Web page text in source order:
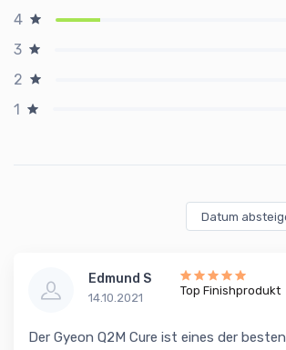
4
3
2
1
Edmund S
14.10.2021
Top Finishprodukt
Der Gyeon Q2M Cure ist eines der besten